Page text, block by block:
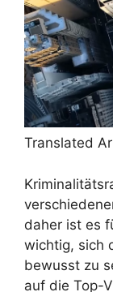
Translated
daher ist es
wichtig, sich
bewusst zu
auf die Top-